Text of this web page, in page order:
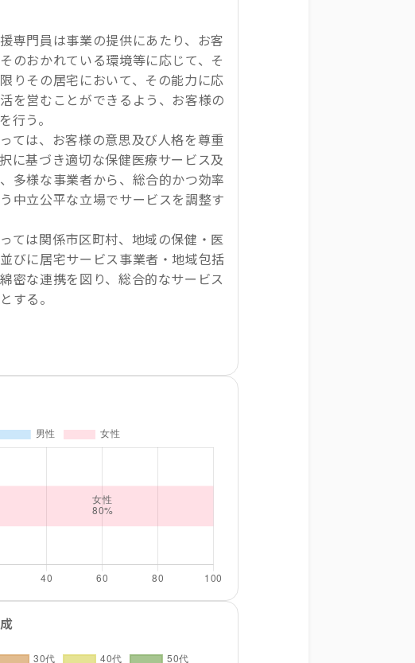
専門員は事業の提供にあたり、お客
のおかれている環境等に応じて、そ
りその居宅において、その能力に応
を営むことができるよう、お客様の
行う。
ては、お客様の意思及び人格を尊重
に基づき適切な保健医療サービス及
多様な事業者から、総合的かつ効率
中立公平な立場でサービスを調整す
ては関係市区町村、地域の保健・医
びに居宅サービス事業者・地域包括
密な連携を図り、総合的なサービス
する。